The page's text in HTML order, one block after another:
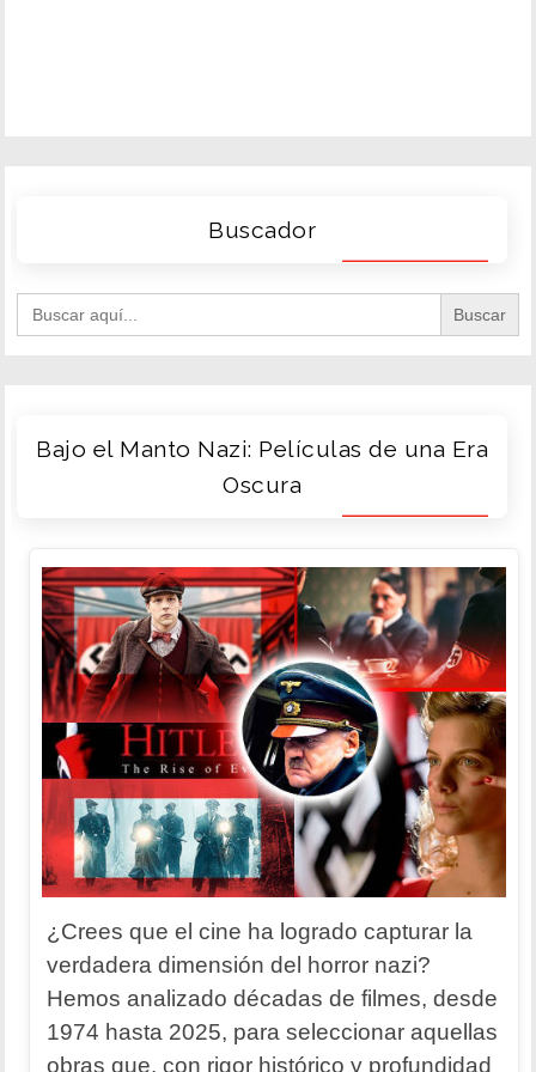
Buscador
Search
for:
Bajo el Manto Nazi: Películas de una Era
Oscura
¿Crees que el cine ha logrado capturar la
verdadera dimensión del horror nazi?
Hemos analizado décadas de filmes, desde
1974 hasta 2025, para seleccionar aquellas
obras que, con rigor histórico y profundidad